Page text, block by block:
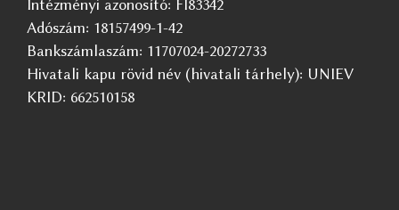
Intézményi azonosító: FI83342
Adószám: 18157499-1-42
Bankszámlaszám: 11707024-20272733
Hivatali kapu rövid név (hivatali tárhely): UNIEV
KRID: 662510158